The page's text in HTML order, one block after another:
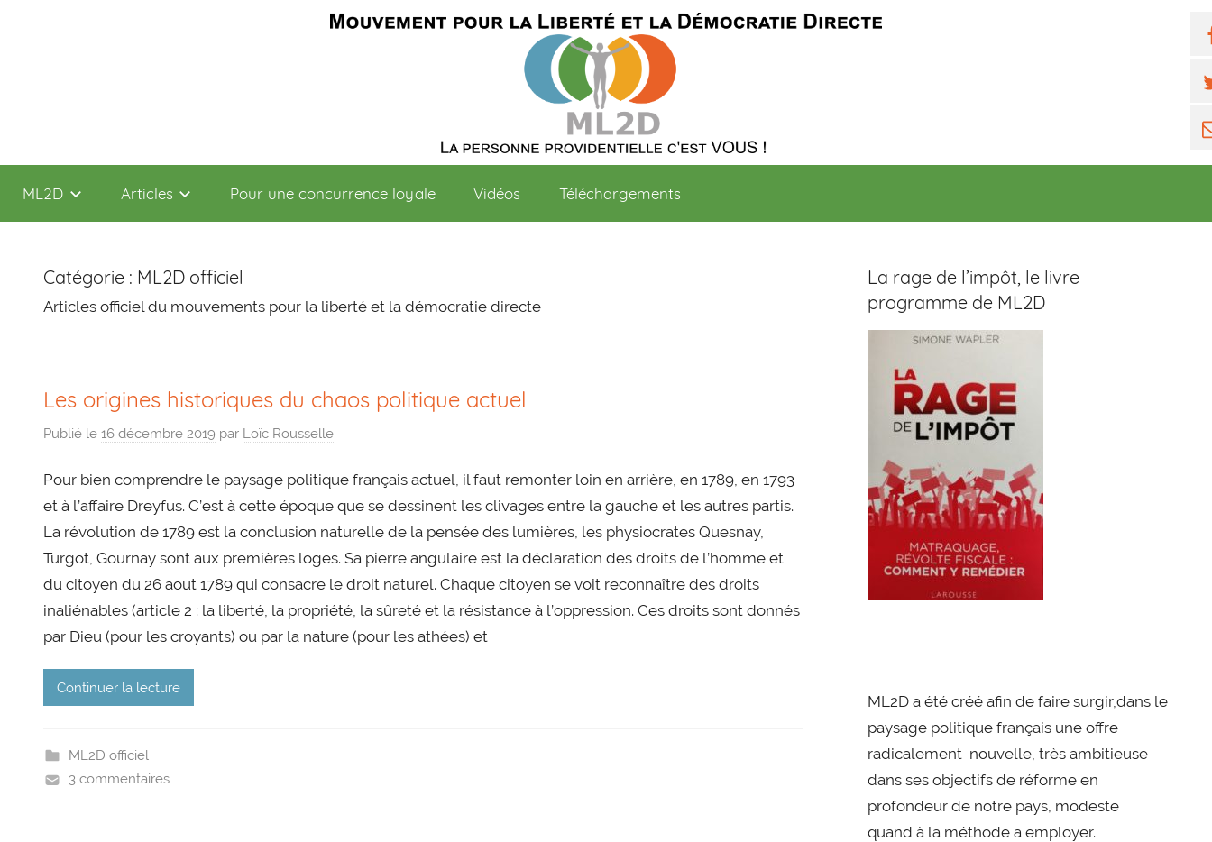
ML2D Articles Pour une concurrence loyale Vidéos Téléchargements
Catégorie : ML2D officiel
Articles officiel du mouvements pour la liberté et la démocratie directe
Les origines historiques du chaos politique actuel
Publié le 16 décembre 2019 par Loïc Rousselle
Pour bien comprendre le paysage politique français actuel, il faut remonter loin en arrière, en 1789, en 1793
et à l’affaire Dreyfus. C’est à cette époque que se dessinent les clivages entre la gauche et les autres partis.
La révolution de 1789 est la conclusion naturelle de la pensée des lumières, les physiocrates Quesnay,
Turgot, Gournay sont aux premières loges. Sa pierre angulaire est la déclaration des droits de l’homme et
du citoyen du 26 aout 1789 qui consacre le droit naturel. Chaque citoyen se voit reconnaître des droits
inaliénables (article 2 : la liberté, la propriété, la sûreté et la résistance à l’oppression. Ces droits sont donnés
par Dieu (pour les croyants) ou par la nature (pour les athées) et
Continuer la lecture
ML2D officiel
3 commentaires
La rage de l’impôt, le livre
programme de ML2D
ML2D a été créé afin de faire surgir,dans le
paysage politique français une offre
radicalement nouvelle, très ambitieuse
dans ses objectifs de réforme en
profondeur de notre pays, modeste
quand à la méthode a employer.